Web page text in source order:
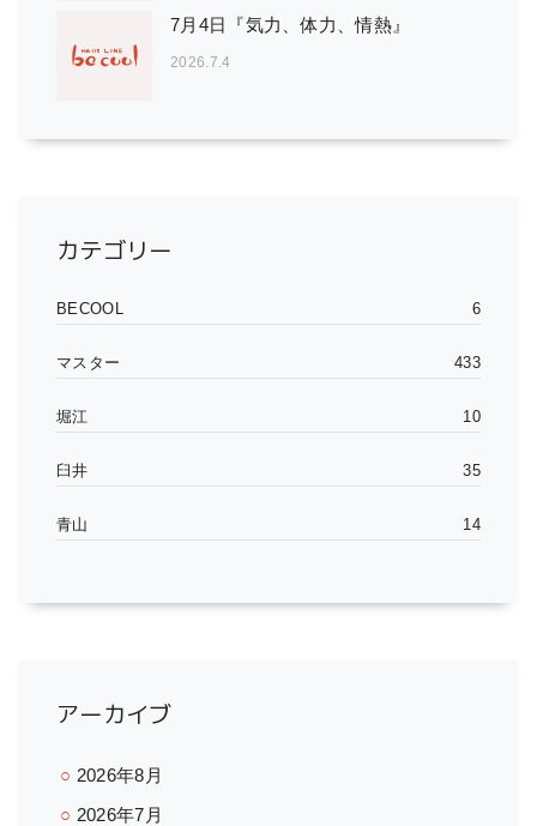
7月4日『気力、体力、情熱』
2026.7.4
カテゴリー
BECOOL 6
マスター 433
堀江 10
臼井 35
青山 14
アーカイブ
2026年8月
2026年7月